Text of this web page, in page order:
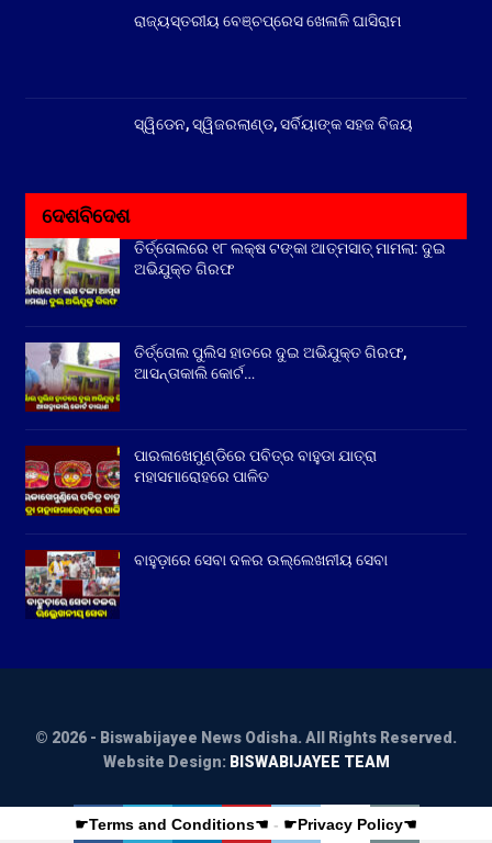
ରାଜ୍ୟସ୍ତରୀୟ ବେଞ୍ଚପ୍ରେସ ଖେଳାଳି ଘାସିରାମ
ସ୍ୱିଡେନ, ସ୍ୱିଜରଲାଣ୍ଡ, ସର୍ବିୟାଙ୍କ ସହଜ ବିଜୟ
ଦେଶବିଦେଶ
ତିର୍ତ୍ତୋଲରେ ୧୮ ଲକ୍ଷ ଟଙ୍କା ଆତ୍ମସାତ୍ ମାମଲା: ଦୁଇ
ଅଭିଯୁକ୍ତ ଗିରଫ
ତିର୍ତ୍ତୋଲ ପୁଲିସ ହାତରେ ଦୁଇ ଅଭିଯୁକ୍ତ ଗିରଫ,
ଆସନ୍ତାକାଲି କୋର୍ଟ…
ପାରଳାଖେମୁଣ୍ଡିରେ ପବିତ୍ର ବାହୁଡା ଯାତ୍ରା
ମହାସମାରୋହରେ ପାଳିତ
ବାହୁଡ଼ାରେ ସେବା ଦଳର ଉଲ୍ଲେଖନୀୟ ସେବା
© 2026 - Biswabijayee News Odisha. All Rights Reserved.
Website Design: BISWABIJAYEE TEAM
☛Terms and Conditions☚ - ☛Privacy Policy☚